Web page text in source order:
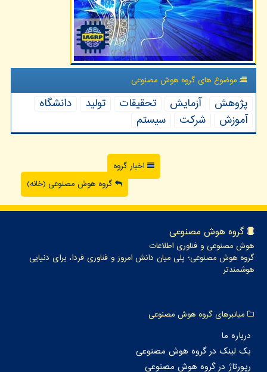
موضوع های گروه هوش مصنوعی
پژوهش آزمایش تحقیقات تولید
دانشگاه
آموزش
شركت سیستم
اخبار گروه
گروه هوش مصنوعی (خانه)
گروه هوش مصنوعی
هوش مصنوعی و فناوری اطلاعات
گروه هوش مصنوعی؛ پلی میان دانش امروز و فناوری فردا، برای دنیایی
هوشمندتر
میانبرهای گروه هوش مصنوعی
درباره ما
بک لینک در گروه هوش مصنوعی
رپورتاژ در گروه هوش مصنوعی